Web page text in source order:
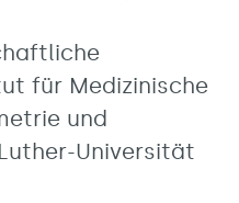
für Medizinische
und
Universität